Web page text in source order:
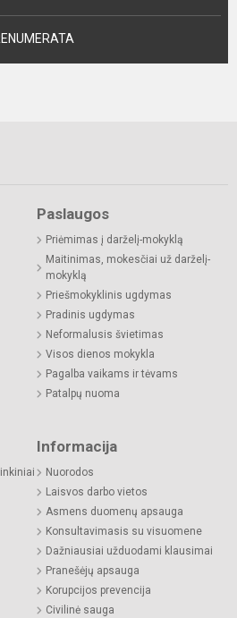
Paslaugos
Priėmimas į darželį-mokyklą
Maitinimas, mokesčiai už darželį-
mokyklą
Priešmokyklinis ugdymas
Pradinis ugdymas
Neformalusis švietimas
Visos dienos mokykla
Pagalba vaikams ir tėvams
Patalpų nuoma
Informacija
Nuorodos
Laisvos darbo vietos
Asmens duomenų apsauga
Konsultavimasis su visuomene
Dažniausiai užduodami klausimai
Pranešėjų apsauga
Korupcijos prevencija
Civilinė sauga